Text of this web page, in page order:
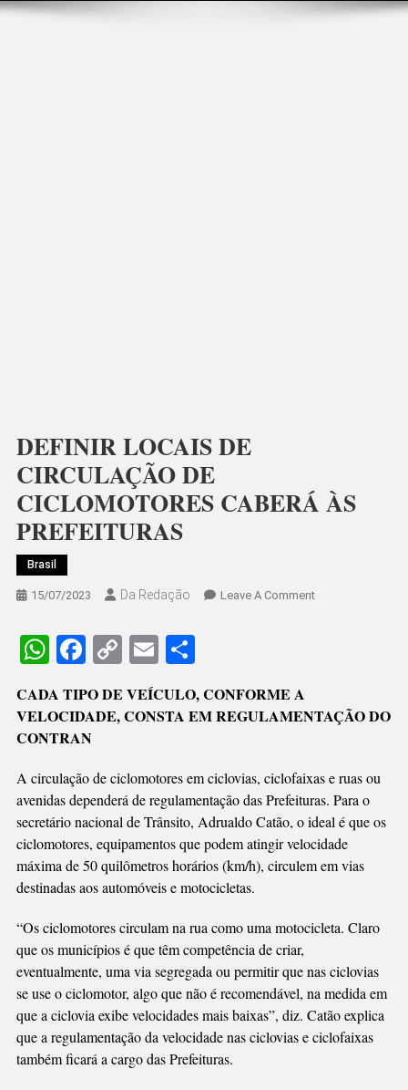
DEFINIR LOCAIS DE
CIRCULAÇÃO DE
CICLOMOTORES CABERÁ ÀS
PREFEITURAS
Brasil
15/07/2023 Da Redação Leave A CommentOn
CICLOMOTORES
PREFEITURAS
WhatsApp
Facebook
Copy
Link
EmailShare
CADA TIPO DE VEÍCULO, CONFORME A
VELOCIDADE, CONSTA EM REGULAMENTAÇÃO DO
CONTRAN
A circulação de ciclomotores em ciclovias, ciclofaixas e ruas ou
avenidas dependerá de regulamentação das Prefeituras. Para o
secretário nacional de Trânsito, Adrualdo Catão, o ideal é que os
ciclomotores, equipamentos que podem atingir velocidade
máxima de 50 quilômetros horários (km/h), circulem em vias
destinadas aos automóveis e motocicletas.
“Os ciclomotores circulam na rua como uma motocicleta. Claro
que os municípios é que têm competência de criar,
eventualmente, uma via segregada ou permitir que nas ciclovias
se use o ciclomotor, algo que não é recomendável, na medida em
que a ciclovia exibe velocidades mais baixas”, diz. Catão explica
que a regulamentação da velocidade nas ciclovias e ciclofaixas
também ficará a cargo das Prefeituras.